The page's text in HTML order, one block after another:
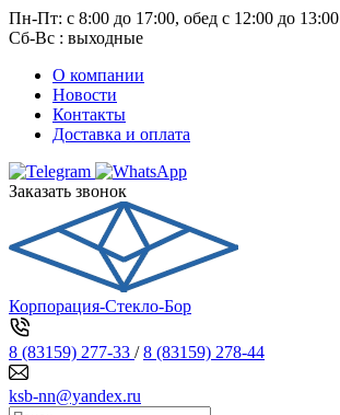
Пн-Пт: с 8:00 до 17:00, обед с 12:00 до 13:00
Сб-Вс : выходные
О компании
Новости
Контакты
Доставка и оплата
Заказать звонок
Корпорация-Стекло-Бор
8 (83159) 277-33 /8 (83159) 278-44
ksb-nn@yandex.ru